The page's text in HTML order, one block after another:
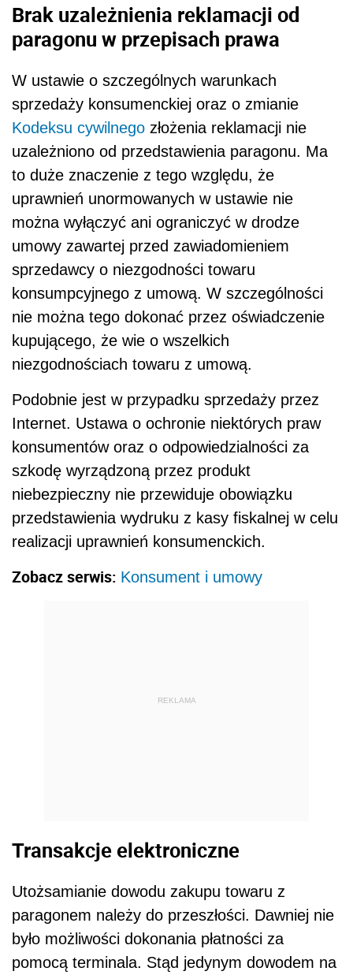
Brak uzależnienia reklamacji od
paragonu w przepisach prawa
W ustawie o szczególnych warunkach
sprzedaży konsumenckiej oraz o zmianie
Kodeksu cywilnego złożenia reklamacji nie
uzależniono od przedstawienia paragonu. Ma
to duże znaczenie z tego względu, że
uprawnień unormowanych w ustawie nie
można wyłączyć ani ograniczyć w drodze
umowy zawartej przed zawiadomieniem
sprzedawcy o niezgodności towaru
konsumpcyjnego z umową. W szczególności
nie można tego dokonać przez oświadczenie
kupującego, że wie o wszelkich
niezgodnościach towaru z umową.
Podobnie jest w przypadku sprzedaży przez
Internet. Ustawa o ochronie niektórych praw
konsumentów oraz o odpowiedzialności za
szkodę wyrządzoną przez produkt
niebezpieczny nie przewiduje obowiązku
przedstawienia wydruku z kasy fiskalnej w celu
realizacji uprawnień konsumenckich.
Zobacz serwis: Konsument i umowy
REKLAMA
Transakcje elektroniczne
Utożsamianie dowodu zakupu towaru z
paragonem należy do przeszłości. Dawniej nie
było możliwości dokonania płatności za
pomocą terminala. Stąd jedynym dowodem na